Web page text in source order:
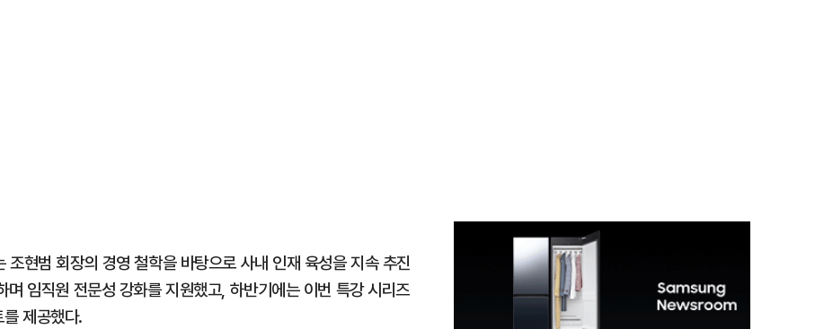
현범 회장의 경영 철학을 바탕으로 사내 인재 육성을 지속 추진
임직원 전문성 강화를 지원했고, 하반기에는 이번 특강 시리즈
제공했다.